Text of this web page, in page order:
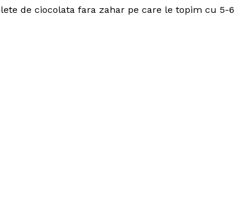
de ciocolata fara zahar pe care le topim cu 5-6